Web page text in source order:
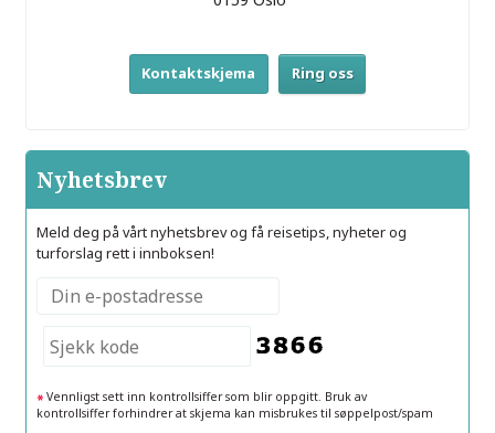
Kontaktskjema Ring oss
Nyhetsbrev
Meld deg på vårt nyhetsbrev og få reisetips, nyheter og
turforslag rett i innboksen!
Vennligst sett inn kontrollsiffer som blir oppgitt. Bruk av
kontrollsiffer forhindrer at skjema kan misbrukes til søppelpost/spam